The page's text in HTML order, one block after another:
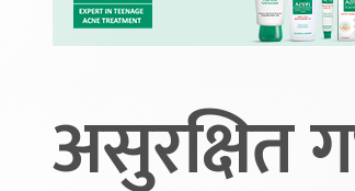
असुरक्षित